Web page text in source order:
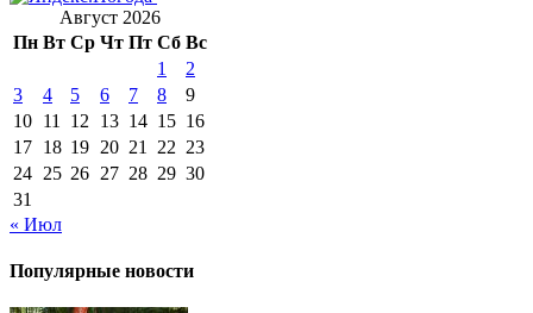
Август 2026
Пн Вт Ср Чт Пт Сб Вс
1
2
3
4 5 6 7 8
9
10 11 12 13 14 15 16
17 18 19 20 21 22 23
24 25 26 27 28 29 30
31
« Июл
Популярные новости